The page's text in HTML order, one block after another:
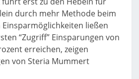
durch mehr Methode beim
ließen
“Zugriff” Einsparungen von
erreichen, zeigen
von Steria Mummert